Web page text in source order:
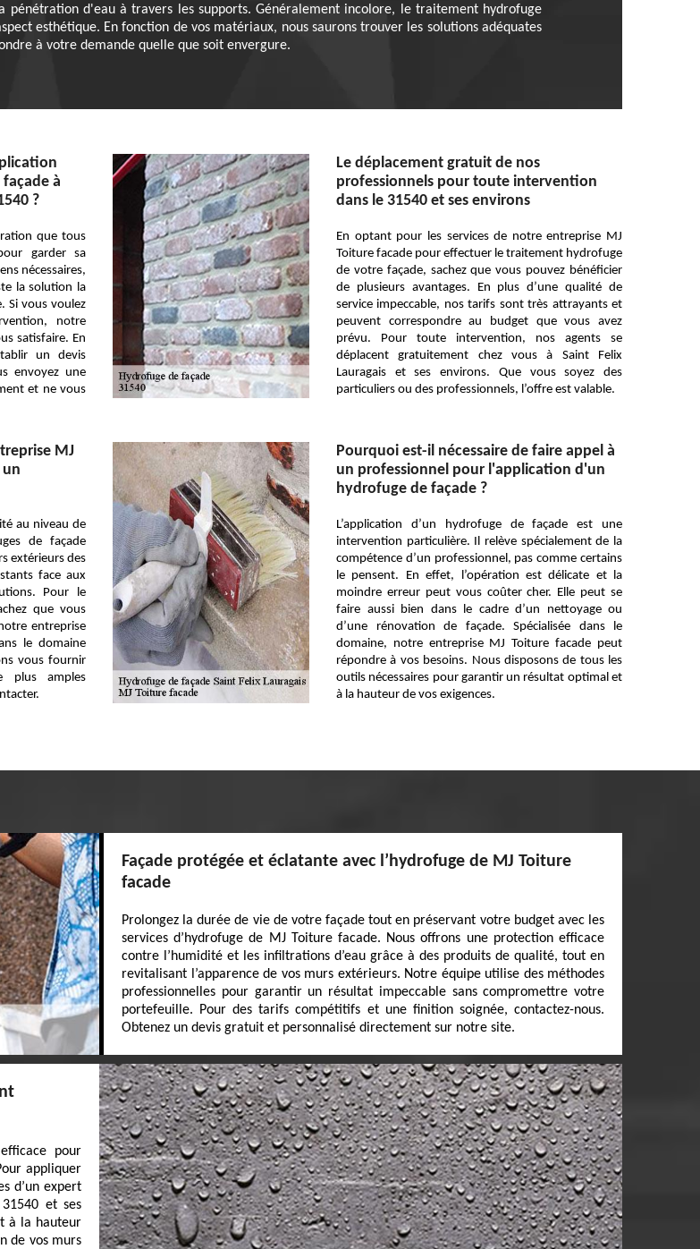
d'eau à travers les supports. Généralement incolore, le traitement hydrofuge
esthétique. En fonction de vos matériaux, nous saurons trouver les solutions adéquates
à votre demande quelle que soit envergure.
à
?
que tous
garder sa
nécessaires,
la solution la
Si vous voulez
notre
satisfaire. En
un devis
envoyez une
et ne vous
Le déplacement gratuit de nos
professionnels pour toute intervention
dans le 31540 et ses environs
En optant pour les services de notre entreprise MJ
Toiture facade pour effectuer le traitement hydrofuge
de votre façade, sachez que vous pouvez bénéficier
de plusieurs avantages. En plus d’une qualité de
service impeccable, nos tarifs sont très attrayants et
peuvent correspondre au budget que vous avez
prévu. Pour toute intervention, nos agents se
déplacent gratuitement chez vous à Saint Felix
Lauragais et ses environs. Que vous soyez des
particuliers ou des professionnels, l’offre est valable.
MJ
au niveau de
de façade
extérieurs des
face aux
Pour le
que vous
entreprise
le domaine
vous fournir
plus amples
Pourquoi est-il nécessaire de faire appel à
un professionnel pour l'application d'un
hydrofuge de façade ?
L’application d’un hydrofuge de façade est une
intervention particulière. Il relève spécialement de la
compétence d’un professionnel, pas comme certains
le pensent. En effet, l’opération est délicate et la
moindre erreur peut vous coûter cher. Elle peut se
faire aussi bien dans le cadre d’un nettoyage ou
d’une rénovation de façade. Spécialisée dans le
domaine, notre entreprise MJ Toiture facade peut
répondre à vos besoins. Nous disposons de tous les
outils nécessaires pour garantir un résultat optimal et
à la hauteur de vos exigences.
Façade protégée et éclatante avec l’hydrofuge de MJ Toiture
facade
Prolongez la durée de vie de votre façade tout en préservant votre budget avec les
services d’hydrofuge de MJ Toiture facade. Nous offrons une protection efficace
contre l’humidité et les infiltrations d’eau grâce à des produits de qualité, tout en
revitalisant l’apparence de vos murs extérieurs. Notre équipe utilise des méthodes
professionnelles pour garantir un résultat impeccable sans compromettre votre
portefeuille. Pour des tarifs compétitifs et une finition soignée, contactez-nous.
Obtenez un devis gratuit et personnalisé directement sur notre site.
pour
appliquer
d’un expert
et ses
à la hauteur
de vos murs